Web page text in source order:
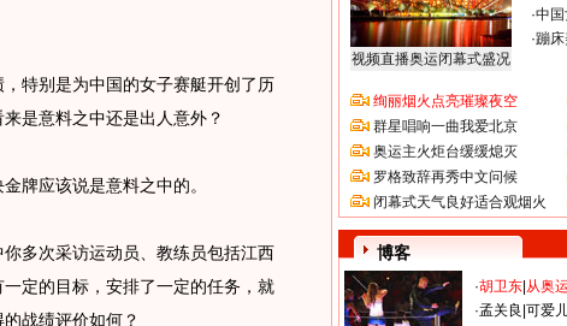
特别是为中国的女子赛艇开创了历
是意料之中还是出人意外？
应该说是意料之中的。
多次采访运动员、教练员包括江西
定的目标，安排了一定的任务，就
战绩评价如何？
视频直播奥运闭幕式盛况
·中
·蹦
绚丽烟火点亮璀璨夜空
群星唱响一曲我爱北京
奥运主火炬台缓缓熄灭
罗格致辞再秀中文问候
闭幕式天气良好适合观烟火
博客
·胡卫东 从奥
·孟关良 可爱